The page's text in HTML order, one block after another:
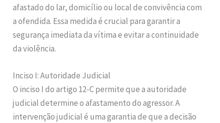
afastado do lar, domicílio ou local de convivência com
a ofendida. Essa medida é crucial para garantir a
segurança imediata da vítima e evitar a continuidade
da violência.
Inciso I: Autoridade Judicial
O inciso I do artigo 12-C permite que a autoridade
judicial determine o afastamento do agressor. A
intervenção judicial é uma garantia de que a decisão